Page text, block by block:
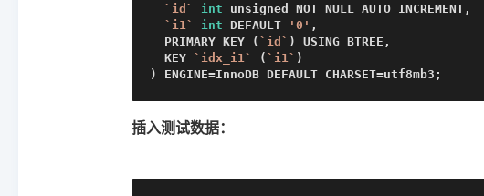
`id`
int unsigned NOT NULL AUTO_INCREMENT,
`i1`
int DEFAULT '0' ,
  PRIMARY KEY (
`id` ) USING BTREE,
  KEY
`idx_i1` ( `i1` )
) ENGINE=InnoDB DEFAULT CHARSET=utf8mb3;
插入测试数据：